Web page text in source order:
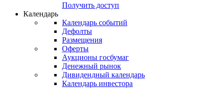
Получить доступ
Календарь
Календарь событий
Дефолты
Размещения
Оферты
Аукционы госбумаг
Денежный рынок
Дивидендный календарь
Календарь инвестора